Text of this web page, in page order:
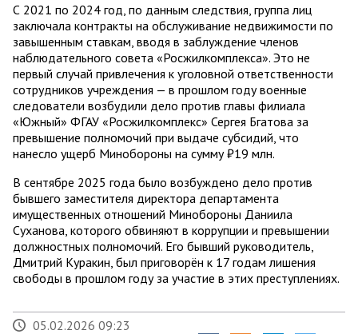
С 2021 по 2024 год, по данным следствия, группа лиц
заключала контракты на обслуживание недвижимости по
завышенным ставкам, вводя в заблуждение членов
наблюдательного совета «Росжилкомплекса». Это не
первый случай привлечения к уголовной ответственности
сотрудников учреждения — в прошлом году военные
следователи возбудили дело против главы филиала
«Южный» ФГАУ «Росжилкомплекс» Сергея Бгатова за
превышение полномочий при выдаче субсидий, что
нанесло ущерб Минобороны на сумму ₽19 млн.
В сентябре 2025 года было возбуждено дело против
бывшего заместителя директора департамента
имущественных отношений Минобороны Даниила
Суханова, которого обвиняют в коррупции и превышении
должностных полномочий. Его бывший руководитель,
Дмитрий Куракин, был приговорён к 17 годам лишения
свободы в прошлом году за участие в этих преступлениях.
05.02.2026 09:23